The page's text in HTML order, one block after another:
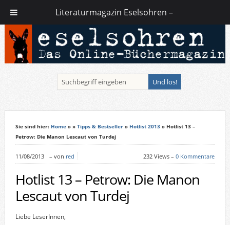
Sie sind hier: Home» » Tipps & Bestseller» Hotlist 2013» Hotlist 13 –
Petrow: Die Manon Lescaut von Turdej
11/08/2013 – von red 232 Views –0 Kommentare
Hotlist 13 – Petrow: Die Manon
Lescaut von Turdej
Liebe LeserInnen,
Literaturmagazin Eselsohren –